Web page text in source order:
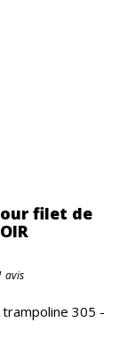
filet de
avis
305 -